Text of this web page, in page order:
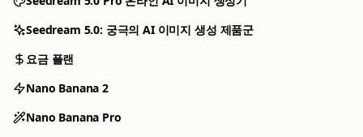
Seedream 5.0: 궁극의 AI 이미지 생성 제품군
요금 플랜
Nano Banana 2
Nano Banana Pro